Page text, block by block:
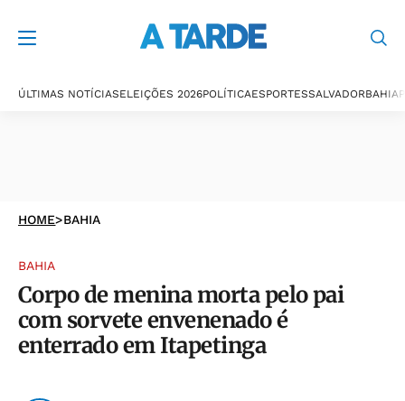
ÚLTIMAS NOTÍCIASELEIÇÕES 2026POLÍTICAESPORTESSALVADORBAHIA
HOME>BAHIA
BAHIA
Corpo de menina morta pelo pai
com sorvete envenenado é
enterrado em Itapetinga